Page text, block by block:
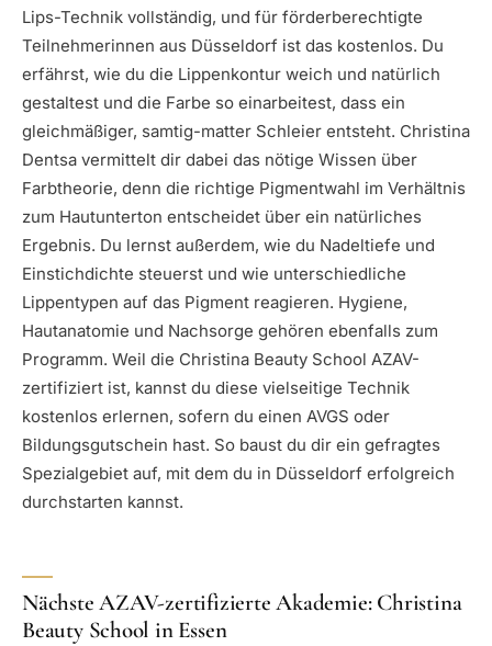
Lips-Technik vollständig, und für förderberechtigte
Teilnehmerinnen aus Düsseldorf ist das kostenlos. Du
erfährst, wie du die Lippenkontur weich und natürlich
gestaltest und die Farbe so einarbeitest, dass ein
gleichmäßiger, samtig-matter Schleier entsteht. Christina
Dentsa vermittelt dir dabei das nötige Wissen über
Farbtheorie, denn die richtige Pigmentwahl im Verhältnis
zum Hautunterton entscheidet über ein natürliches
Ergebnis. Du lernst außerdem, wie du Nadeltiefe und
Einstichdichte steuerst und wie unterschiedliche
Lippentypen auf das Pigment reagieren. Hygiene,
Hautanatomie und Nachsorge gehören ebenfalls zum
Programm. Weil die Christina Beauty School AZAV-
zertifiziert ist, kannst du diese vielseitige Technik
kostenlos erlernen, sofern du einen AVGS oder
Bildungsgutschein hast. So baust du dir ein gefragtes
Spezialgebiet auf, mit dem du in Düsseldorf erfolgreich
durchstarten kannst.
Nächste AZAV-zertifizierte Akademie: Christina
Beauty School in Essen